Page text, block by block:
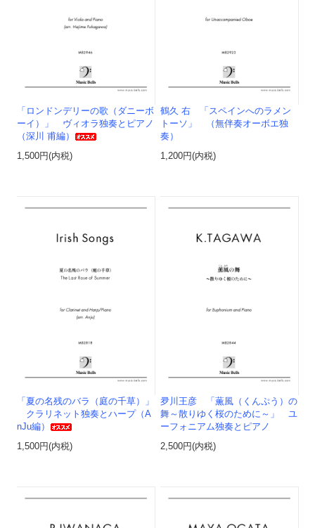
「ロンドンデリーの歌（ダニーボ
ーイ）」 ヴィオラ独奏とピアノ
（深川 甫編）
1,500円(内税)
鶴久 右 「スペインへのラメン
トーソ」 （無伴奏オーボエ独
奏）
1,200円(内税)
「夏の名残のバラ（庭の千草）」
クラリネット独奏とハープ（A
nJu編）
1,500円(内税)
夛川王彦 「薫風（くんぷう）の
舞～散りゆく桜のために～」 ユ
ーフォニアム独奏とピアノ
2,500円(内税)